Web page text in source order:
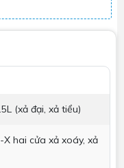
(xả đại, xả tiểu)
hai cửa xả xoáy, xả